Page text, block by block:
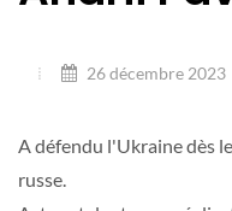
26 décembre 2023
A défendu l'Ukraine dès
russe.